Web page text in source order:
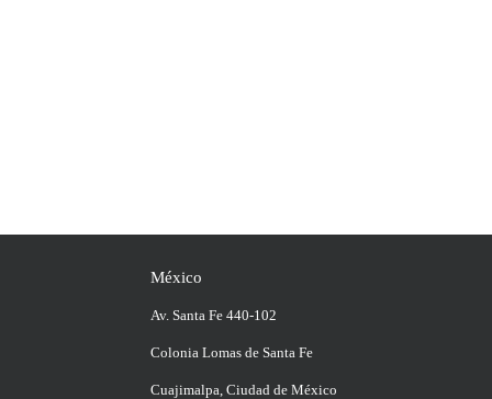
México
Av. Santa Fe 440-102
Colonia Lomas de Santa Fe
Cuajimalpa, Ciudad de México